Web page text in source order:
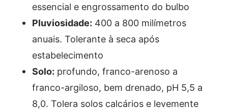
essencial e engrossamento do bulbo
Pluviosidade: 400 a 800 milímetros
anuais. Tolerante à seca após
estabelecimento
Solo: profundo, franco-arenoso a
franco-argiloso, bem drenado, pH 5,5 a
8,0. Tolera solos calcários e levemente